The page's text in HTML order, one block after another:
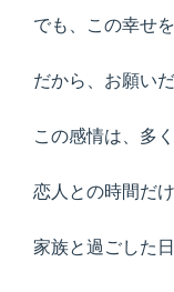
でも、この幸せ
だから、お願い
この感情は、多
恋人との時間だ
家族と過ごした日